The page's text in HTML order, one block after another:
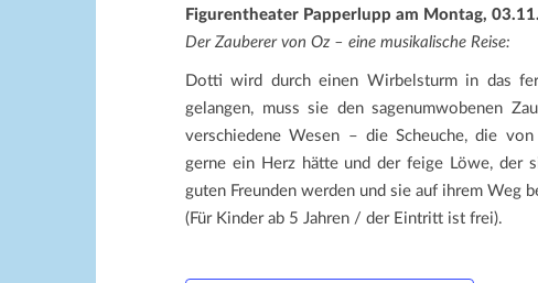
Figurentheater Papperlupp am Montag,
Der Zauberer von Oz – eine musikalische Reise:
Dotti wird durch einen Wirbelsturm in das
gelangen, muss sie den sagenumwobenen
verschiedene Wesen – die Scheuche, die
gerne ein Herz hätte und der feige Löwe, der
guten Freunden werden und sie auf ihrem Weg
(Für Kinder ab 5 Jahren / der Eintritt ist frei).